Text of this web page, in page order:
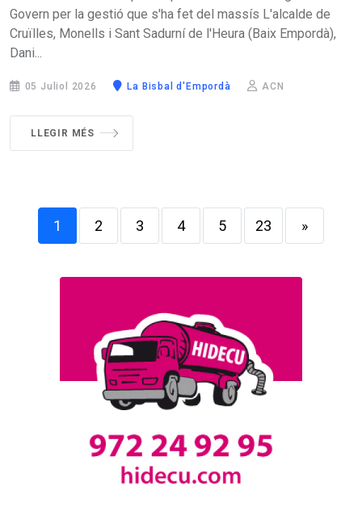
Govern per la gestió que s'ha fet del massís L'alcalde de
Cruïlles, Monells i Sant Sadurní de l'Heura (Baix Empordà),
Dani...
05 Juliol 2026 La Bisbal d'Empordà ACN
LLEGIR MÉS
1 2 3 4 5 23 »